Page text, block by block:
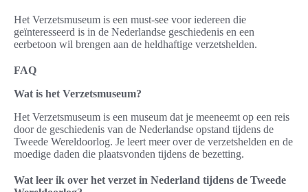
Het Verzetsmuseum is een must-see voor iedereen die
geïnteresseerd is in de Nederlandse geschiedenis en een
eerbetoon wil brengen aan de heldhaftige verzetshelden.
FAQ
Wat is het Verzetsmuseum?
Het Verzetsmuseum is een museum dat je meeneemt op een reis
door de geschiedenis van de Nederlandse opstand tijdens de
Tweede Wereldoorlog. Je leert meer over de verzetshelden en de
moedige daden die plaatsvonden tijdens de bezetting.
Wat leer ik over het verzet in Nederland tijdens de Tweede